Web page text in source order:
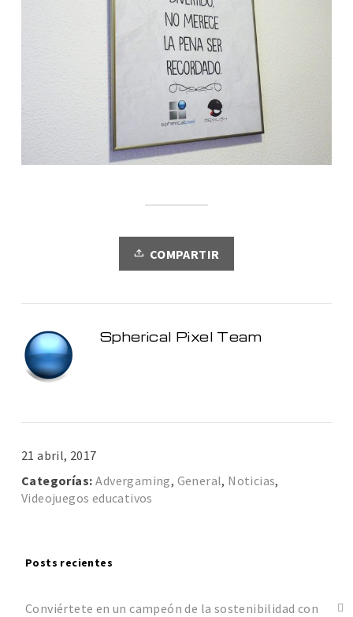
COMPARTIR
Spherical Pixel Team
21 abril, 2017
Categorías: Advergaming, General, Noticias,
Videojuegos educativos
Posts recientes
Conviértete en un campeón de la sostenibilidad con